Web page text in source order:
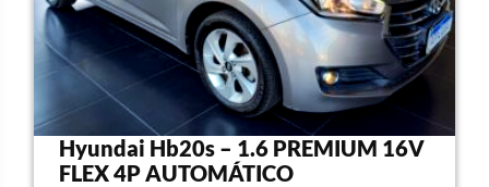
Hyundai Hb20s – 1.6 PREMIUM 16V
FLEX 4P AUTOMÁTICO